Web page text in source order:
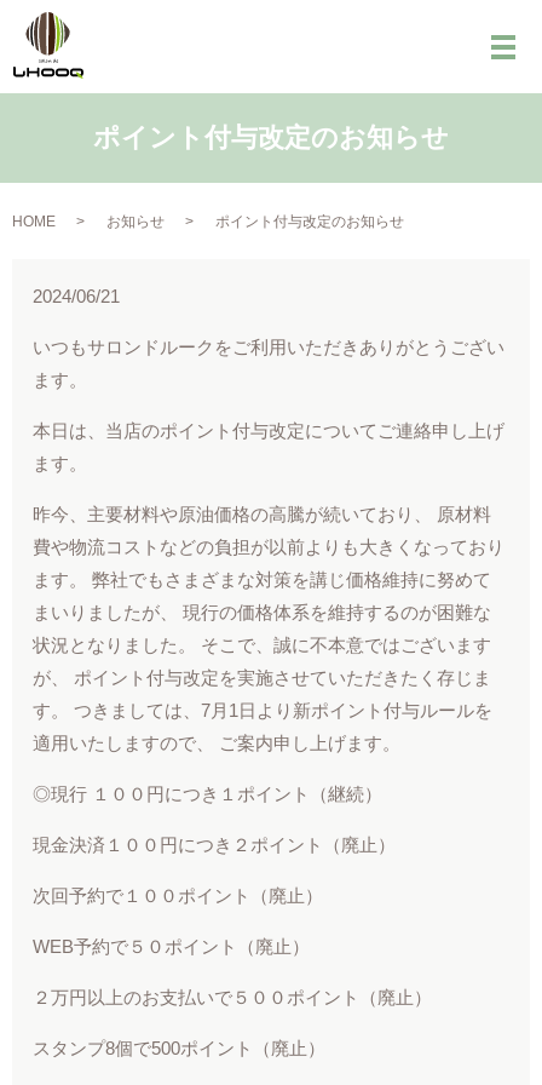
メ
ポイント付与改定のお知らせ
HOME お知らせ ポイント付与改定のお知らせ
2024/06/21
いつもサロンドルークをご利用いただきありがとうござい
ます。
本日は、当店のポイント付与改定についてご連絡申し上げ
ます。
昨今、主要材料や原油価格の高騰が続いており、 原材料
費や物流コストなどの負担が以前よりも大きくなっており
ます。 弊社でもさまざまな対策を講じ価格維持に努めて
まいりましたが、 現行の価格体系を維持するのが困難な
状況となりました。 そこで、誠に不本意ではございます
が、 ポイント付与改定を実施させていただきたく存じま
す。 つきましては、7月1日より新ポイント付与ルールを
適用いたしますので、 ご案内申し上げます。
◎現行 １００円につき１ポイント（継続）
現金決済１００円につき２ポイント（廃止）
次回予約で１００ポイント（廃止）
WEB予約で５０ポイント（廃止）
２万円以上のお支払いで５００ポイント（廃止）
スタンプ8個で500ポイント（廃止）